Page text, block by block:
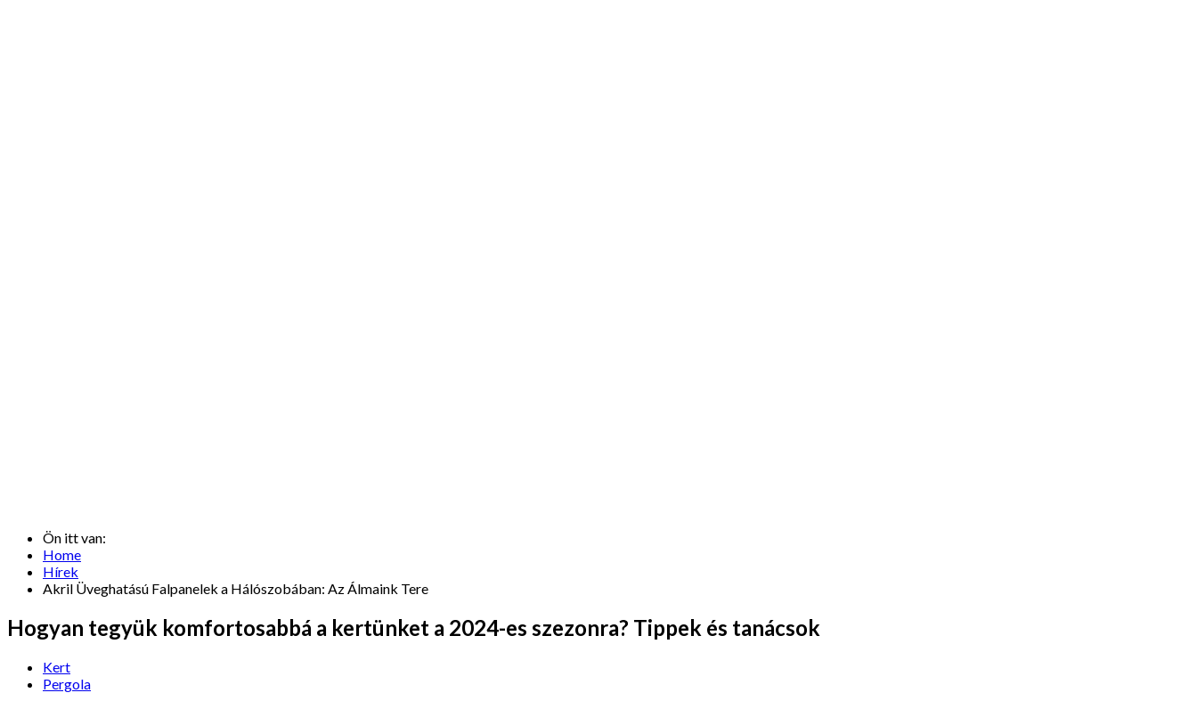
Ön itt van:
Home
Hírek
Akril Üveghatású Falpanelek a Hálószobában: Az Álmaink Tere
Hogyan tegyük komfortosabbá a kertünket a 2024-es szezonra? Tippek és tanácsok
Kert
Pergola